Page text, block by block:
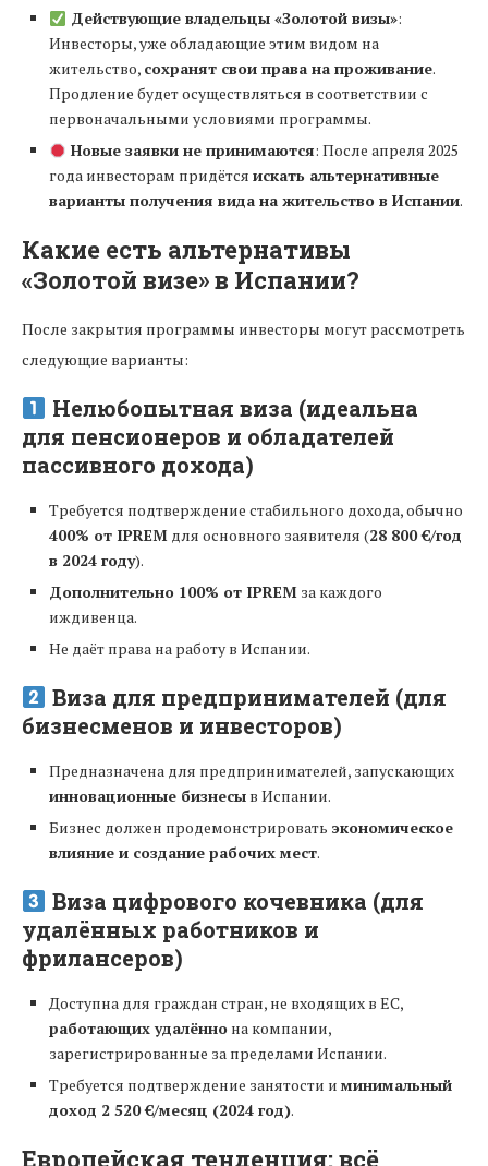
Действующие владельцы «Золотой визы»:
Инвесторы, уже обладающие этим видом на
жительство, сохранят свои права на проживание.
Продление будет осуществляться в соответствии с
первоначальными условиями программы.
Новые заявки не принимаются: После апреля 2025
года инвесторам придётся искать альтернативные
варианты получения вида на жительство в Испании.
Какие есть альтернативы
«Золотой визе» в Испании?
После закрытия программы инвесторы могут рассмотреть
следующие варианты:
Нелюбопытная виза (идеальна
для пенсионеров и обладателей
пассивного дохода)
Требуется подтверждение стабильного дохода, обычно
400% от IPREM для основного заявителя (28 800 €/год
в 2024 году).
Дополнительно 100% от IPREM за каждого
иждивенца.
Не даёт права на работу в Испании.
Виза для предпринимателей (для
бизнесменов и инвесторов)
Предназначена для предпринимателей, запускающих
инновационные бизнесы в Испании.
Бизнес должен продемонстрировать экономическое
влияние и создание рабочих мест.
Виза цифрового кочевника (для
удалённых работников и
фрилансеров)
Доступна для граждан стран, не входящих в ЕС,
работающих удалённо на компании,
зарегистрированные за пределами Испании.
Требуется подтверждение занятости и минимальный
доход 2 520 €/месяц (2024 год).
Европейская тенденция: всё